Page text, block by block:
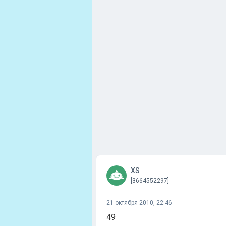
XS
[3664552297]
21 октября 2010, 22:46
49